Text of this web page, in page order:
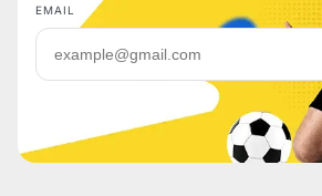
EMAIL